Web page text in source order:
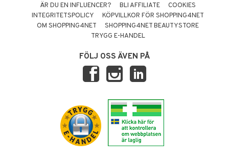
ÄR DU EN INFLUENCER?
BLI AFFILIATE
COOKIES
INTEGRITETSPOLICY
KÖPVILLKOR FÖR SHOPPING4NET
OM SHOPPING4NET
SHOPPING4NET BEAUTYSTORE
TRYGG E-HANDEL
FÖLJ OSS ÄVEN PÅ